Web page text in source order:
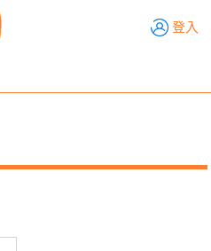
登入
輔銷工具 活動專區